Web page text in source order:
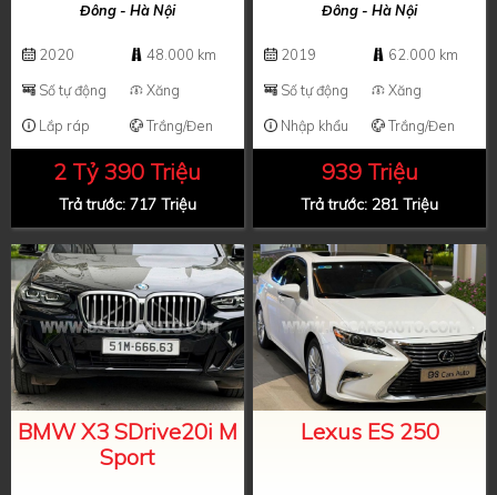
Đông - Hà Nội
2020
48.000 km
Số tự động
Xăng
Lắp ráp
Trắng/Đen
2 Tỷ 390 Triệu
Trả trước: 717 Triệu
Đông - Hà Nội
2019
62.000 km
Số tự động
Xăng
Nhập khẩu
Trắng/Đen
939 Triệu
Trả trước: 281 Triệu
BMW X3 SDrive20i M
Sport
Lexus ES 250